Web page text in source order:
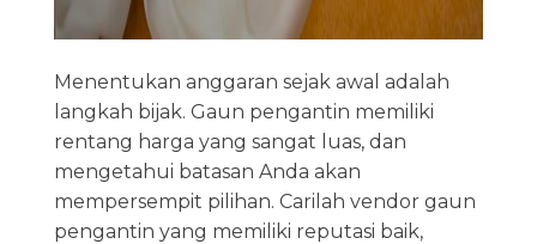
Menentukan anggaran sejak awal adalah
langkah bijak. Gaun pengantin memiliki
rentang harga yang sangat luas, dan
mengetahui batasan Anda akan
mempersempit pilihan. Carilah vendor gaun
pengantin yang memiliki reputasi baik,